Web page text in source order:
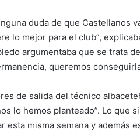
duda de que Castellanos
lo mejor para el club”,
argumentaba que se trata
queremos
de salida del técnico
lo hemos planteado”. Lo que
esta misma semana y además